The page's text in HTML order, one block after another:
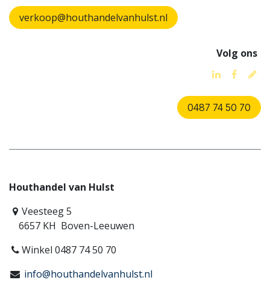
verkoop@houthandelvanhulst.nl
Volg ons
0487 74 50 70
Houthandel van Hulst
Veesteeg 5
6657 KH Boven-Leeuwen
Winkel 0487 74 50 70
info@houthandelvanhulst.nl